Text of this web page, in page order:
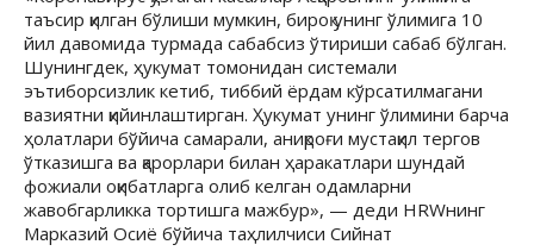
таъсир қилган бўлиши мумкин, бироқ унинг ўлимига 10
йил давомида турмада сабабсиз ўтириши сабаб бўлган.
Шунингдек, ҳукумат томонидан системали
эътиборсизлик кетиб, тиббий ёрдам кўрсатилмагани
вазиятни қийинлаштирган. Ҳукумат унинг ўлимини барча
ҳолатлари бўйича самарали, аниқроғи мустақил тергов
ўтказишга ва қарорлари билан ҳаракатлари шундай
фожиали оқибатларга олиб келган одамларни
жавобгарликка тортишга мажбур», — деди HRWнинг
Марказий Осиё бўйича таҳлилчиси Сийнат